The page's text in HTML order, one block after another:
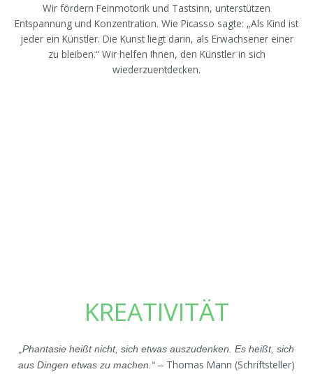
Wir fördern Feinmotorik und Tastsinn, unterstützen
Entspannung und Konzentration. Wie Picasso sagte: „Als Kind ist
jeder ein Künstler. Die Kunst liegt darin, als Erwachsener einer
zu bleiben.“ Wir helfen Ihnen, den Künstler in sich
wiederzuentdecken.
KREATIVITÄT
„Phantasie heißt nicht, sich etwas auszudenken. Es heißt, sich
aus Dingen etwas zu machen.“ – Thomas Mann (Schriftsteller)